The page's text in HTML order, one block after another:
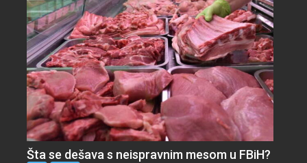
Šta se dešava s neispravnim mesom u FBiH?